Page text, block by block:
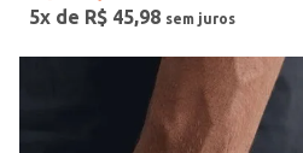
5x de R$ 45,98